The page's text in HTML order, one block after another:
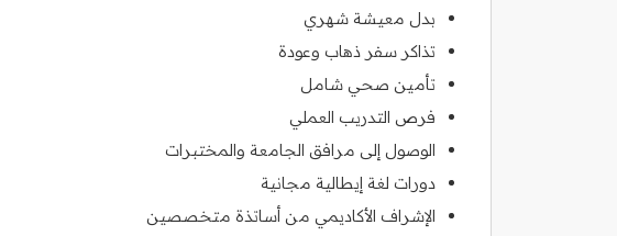
بدل معيشة شهري
تذاكر سفر ذهاب وعودة
تأمين صحي شامل
فرص التدريب العملي
الوصول إلى مرافق الجامعة والمختبرات
دورات لغة إيطالية مجانية
الإشراف الأكاديمي من أساتذة متخصصين